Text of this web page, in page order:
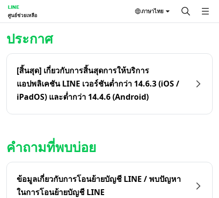
LINE
ศูนย์ช่วยเหลือ
ภาษาไทย
ประกาศ
[สิ้นสุด] เกี่ยวกับการสิ้นสุดการให้บริการ
แอปพลิเคชัน LINE เวอร์ชันต่ำกว่า 14.6.3 (iOS /
iPadOS) และต่ำกว่า 14.4.6 (Android)
คำถามที่พบบ่อย
ข้อมูลเกี่ยวกับการโอนย้ายบัญชี LINE / พบปัญหา
ในการโอนย้ายบัญชี LINE